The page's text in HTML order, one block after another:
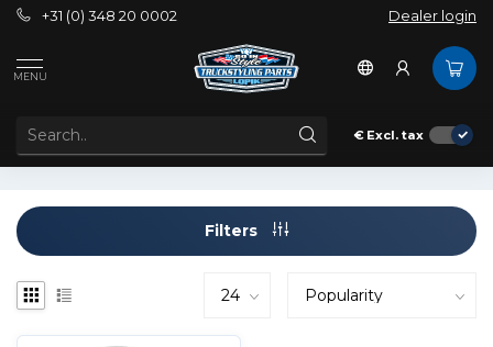
+31 (0) 348 20 0002 Dealer login
MENU
€ Excl. tax
Brands
Filters